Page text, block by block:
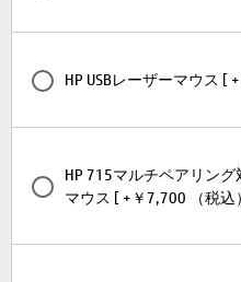
HP USBレーザーマウス [
HP 715マルチペアリン
マウス [ +￥7,700 （税込